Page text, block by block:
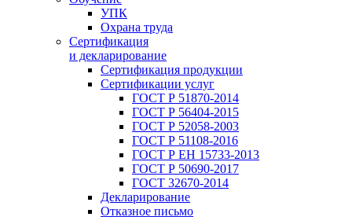
УПК
Охрана труда
Сертификация
и декларирование
Сертификация продукции
Сертификации услуг
ГОСТ Р 51870-2014
ГОСТ Р 56404-2015
ГОСТ Р 52058-2003
ГОСТ Р 51108-2016
ГОСТ Р ЕН 15733-2013
ГОСТ Р 50690-2017
ГОСТ 32670-2014
Декларирование
Отказное письмо